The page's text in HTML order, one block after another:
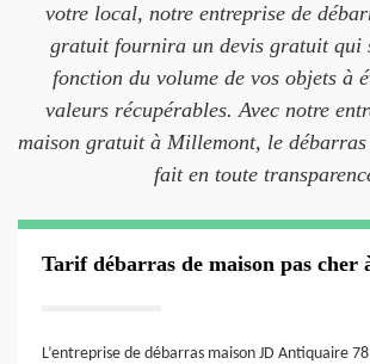
votre local, notre entreprise de
gratuit fournira un devis gratuit qui
fonction du volume de vos objets à
valeurs récupérables. Avec notre
maison gratuit à Millemont, le débarras
fait en toute
Tarif débarras de maison pas cher
L’entreprise de débarras maison JD Antiquaire